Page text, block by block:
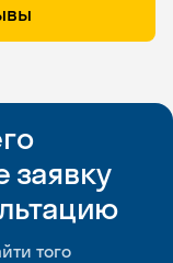
заявку
того